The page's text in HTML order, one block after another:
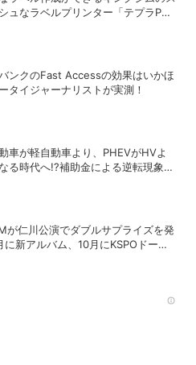
ュなラベルプリンター「テプラPRO
ンクのFast Accessの効果はいかほ
タイジャーナリストが実測！
車が軽自動車より、PHEVがHVよ
る時代へ!?補助金による逆転現象に
が仁川公演でダブルサプライズを発
に新アルバム、10月にKSPOドーム